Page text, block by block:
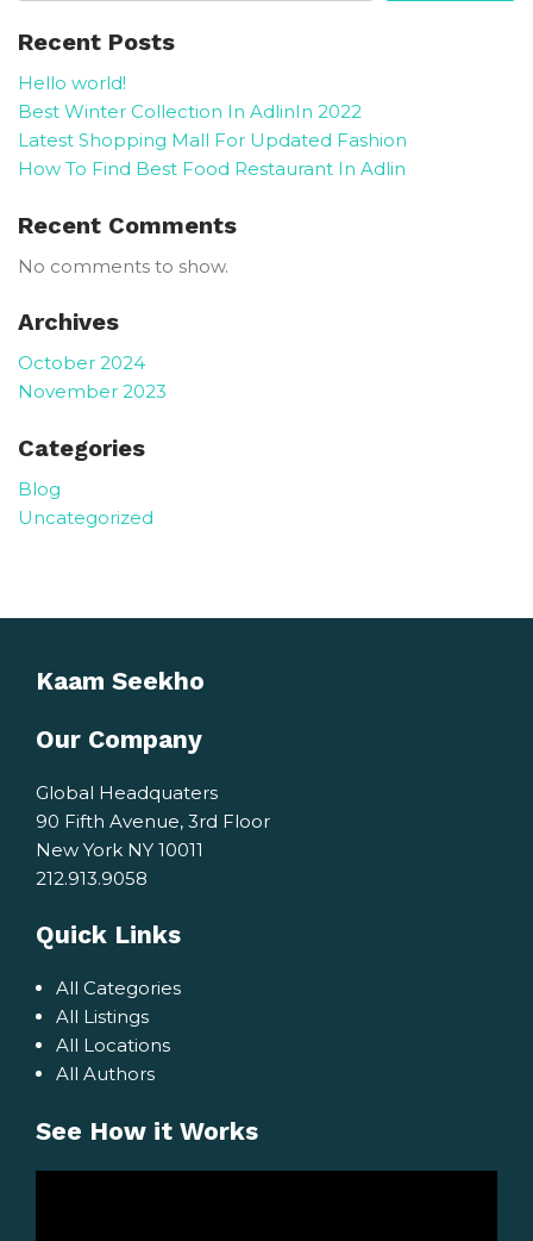
Recent Posts
Hello world!
Best Winter Collection In AdlinIn 2022
Latest Shopping Mall For Updated Fashion
How To Find Best Food Restaurant In Adlin
Recent Comments
No comments to show.
Archives
October 2024
November 2023
Categories
Blog
Uncategorized
Kaam Seekho
Our Company
Global Headquaters
90 Fifth Avenue, 3rd Floor
New York NY 10011
212.913.9058
Quick Links
All Categories
All Listings
All Locations
All Authors
See How it Works